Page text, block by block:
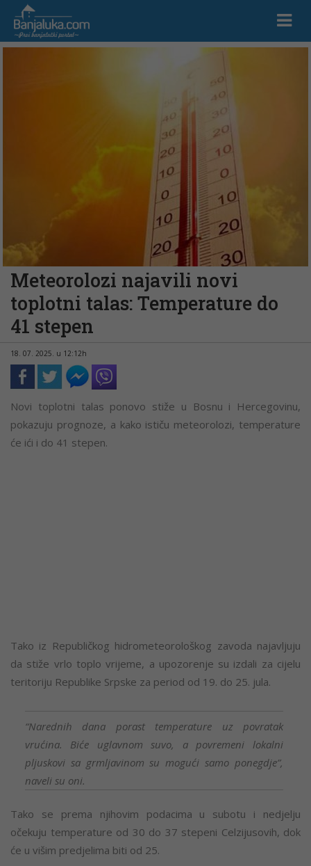
Meteorolozi najavili novi
toplotni talas: Temperature do
41 stepen
18. 07. 2025. u 12:12h
Novi toplotni talas ponovo stiže u Bosnu i Hercegovinu,
pokazuju prognoze, a kako ističu meteorolozi, temperature
će ići i do 41 stepen.
Tako iz Republičkog hidrometeorološkog zavoda najavljuju
da stiže vrlo toplo vrijeme, a upozorenje su izdali za cijelu
teritoriju Republike Srpske za period od 19. do 25. jula.
“Narednih dana porast temperature uz povratak
vrućina. Biće uglavnom suvo, a povremeni lokalni
pljuskovi sa grmljavinom su mogući samo ponegdje”,
naveli su oni.
Tako se prema njihovim podacima u subotu i nedjelju
očekuju temperature od 30 do 37 stepeni Celzijusovih, dok
će u višim predjelima biti od 25.